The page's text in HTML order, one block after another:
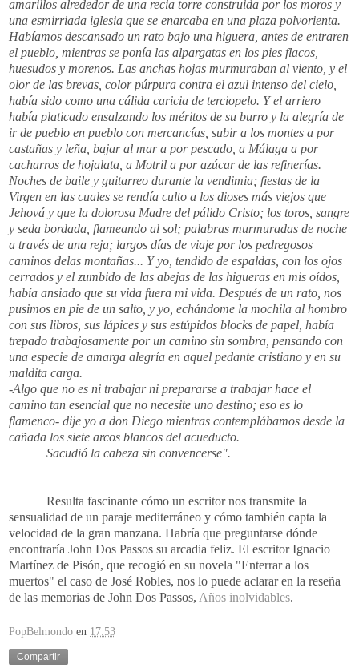
amarillos alrededor de una recia torre construida por los moros y
una esmirriada iglesia que se enarcaba en una plaza polvorienta.
Habíamos descansado un rato bajo una higuera, antes de entraren
el pueblo, mientras se ponía las alpargatas en los pies flacos,
huesudos y morenos. Las anchas hojas murmuraban al viento, y el
olor de las brevas, color púrpura contra el azul intenso del cielo,
había sido como una cálida caricia de terciopelo. Y el arriero
había platicado ensalzando los méritos de su burro y la alegría de
ir de pueblo en pueblo con mercancías, subir a los montes a por
castañas y leña, bajar al mar a por pescado, a Málaga a por
cacharros de hojalata, a Motril a por azúcar de las refinerías.
Noches de baile y guitarreo durante la vendimia; fiestas de la
Virgen en las cuales se rendía culto a los dioses más viejos que
Jehová y que la dolorosa Madre del pálido Cristo; los toros, sangre
y seda bordada, flameando al sol; palabras murmuradas de noche
a través de una reja; largos días de viaje por los pedregosos
caminos delas montañas... Y yo, tendido de espaldas, con los ojos
cerrados y el zumbido de las abejas de las higueras en mis oídos,
había ansiado que su vida fuera mi vida. Después de un rato, nos
pusimos en pie de un salto, y yo, echándome la mochila al hombro
con sus libros, sus lápices y sus estúpidos blocks de papel, había
trepado trabajosamente por un camino sin sombra, pensando con
una especie de amarga alegría en aquel pedante cristiano y en su
maldita carga.
-Algo que no es ni trabajar ni prepararse a trabajar hace el
camino tan esencial que no necesite uno destino; eso es lo
flamenco- dije yo a don Diego mientras contemplábamos desde la
cañada los siete arcos blancos del acueducto.
Sacudió la cabeza sin convencerse".
Resulta fascinante cómo un escritor nos transmite la
sensualidad de un paraje mediterráneo y cómo también capta la
velocidad de la gran manzana. Habría que preguntarse dónde
encontraría John Dos Passos su arcadia feliz. El escritor Ignacio
Martínez de Pisón, que recogió en su novela "Enterrar a los
muertos" el caso de José Robles, nos lo puede aclarar en la reseña
de las memorias de John Dos Passos, Años inolvidables.
PopBelmondo en 17:53
Compartir